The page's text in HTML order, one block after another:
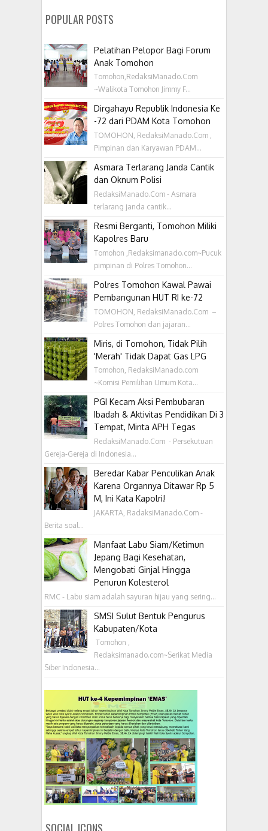
POPULAR POSTS
Pelatihan Pelopor Bagi Forum
Anak Tomohon
Tomohon,RedaksiManado.Com
~Walikota Tomohon Jimmy F...
Dirgahayu Republik Indonesia Ke
-72 dari PDAM Kota Tomohon
TOMOHON, RedaksiManado.Com ,
Pimpinan dan Karyawan PDAM...
Asmara Terlarang Janda Cantik
dan Oknum Polisi
RedaksiManado.Com - Asmara
terlarang janda cantik...
Resmi Berganti, Tomohon Miliki
Kapolres Baru
Tomohon ,Redaksimanado.com~Pucuk
pimpinan di Polres Tomohon...
Polres Tomohon Kawal Pawai
Pembangunan HUT RI ke-72
TOMOHON, RedaksiManado.Com –
Polres Tomohon dan jajaran...
Miris, di Tomohon, Tidak Pilih
'Merah' Tidak Dapat Gas LPG
Tomohon, RedaksiManado.com
~Komisi Pemilihan Umum Kota...
PGI Kecam Aksi Pembubaran
Ibadah & Aktivitas Pendidikan Di 3
Tempat, Minta APH Tegas
RedaksiManado.Com - Persekutuan
Gereja-Gereja di Indonesia...
Beredar Kabar Penculikan Anak
Karena Organnya Ditawar Rp 5
M, Ini Kata Kapolri!
JAKARTA, RadaksiManado.Com -
Berita soal...
Manfaat Labu Siam/Ketimun
Jepang Bagi Kesehatan,
Mengobati Ginjal Hingga
Penurun Kolesterol
RMC - Labu siam adalah sayuran hijau yang sering...
SMSI Sulut Bentuk Pengurus
Kabupaten/Kota
‎ Tomohon ,
Redaksimanado.com~Serikat Media
Siber Indonesia...